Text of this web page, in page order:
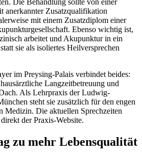
Die Behandlung sollte von einer
anerkannter Zusatzqualifikation
mit einem Zusatzdiplom einer
Ebenso wichtig ist,
arbeitet und Akupunktur in ein
sie als isoliertes Heilversprechen
im Preysing-Palais verbindet beides:
Langzeitbetreuung und
Als Lehrpraxis der Ludwig-
steht sie zusätzlich für den engen
Medizin. Die aktuellen Sprechzeiten
der Praxis-Website.
zu mehr Lebensqualität